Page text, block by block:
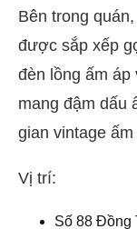
Bên trong
được sắp xếp
đèn lồng ấm
mang đậm dấu
gian vintage
Vị trí:
Số 88 Đồng